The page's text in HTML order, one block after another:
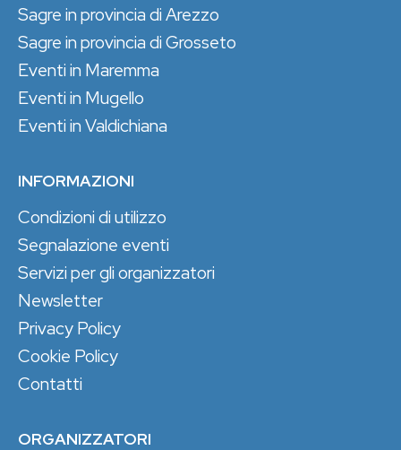
Sagre in provincia di Arezzo
Sagre in provincia di Grosseto
Eventi in Maremma
Eventi in Mugello
Eventi in Valdichiana
INFORMAZIONI
Condizioni di utilizzo
Segnalazione eventi
Servizi per gli organizzatori
Newsletter
Privacy Policy
Cookie Policy
Contatti
ORGANIZZATORI